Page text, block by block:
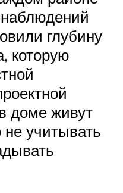
глубину
которую
доме живут
учитывать